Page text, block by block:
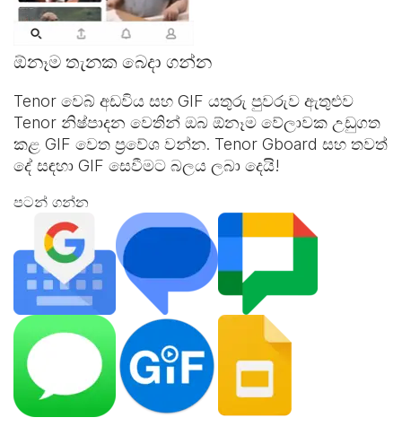
ඕනෑම තැනක බෙදා ගන්න
Tenor වෙබ් අඩවිය සහ GIF යතුරු පුවරුව ඇතුළුව
Tenor නිෂ්පාදන වෙතින් ඔබ ඕනෑම වේලාවක උඩුගත
කළ GIF වෙත ප්‍රවේශ වන්න. Tenor Gboard සහ තවත්
දේ සඳහා GIF සෙවීමට බලය ලබා දෙයි!
පටන් ගන්න